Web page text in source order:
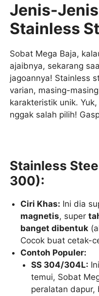
Jenis-
Stainless
Sobat Mega Baja,
ajaibnya, sekarang
jagoannya! Stainless
varian, masing-
karakteristik unik.
nggak salah pilih!
Stainless
300):
Ciri Khas: Ini dia
magnetis, super
banget dibentuk
Cocok buat cetak-
Contoh Populer:
SS 304/304L:
temui, Sobat
peralatan dapur,